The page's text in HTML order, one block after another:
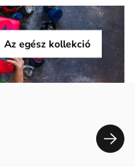
Az egész kollekció